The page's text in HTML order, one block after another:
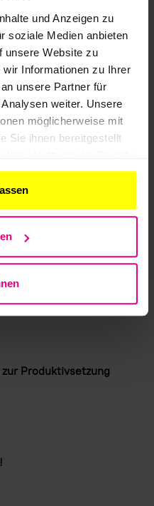
und Anzeigen zu
soziale Medien anbieten
unsere Website zu
Informationen zu Ihrer
unsere Partner für
weiter. Unsere
möglicherweise mit
Sie ihnen bereitgestellt
aufgenommen
in Kassel zum
Forum.
der BIL eG
2024
Produktivsetzung